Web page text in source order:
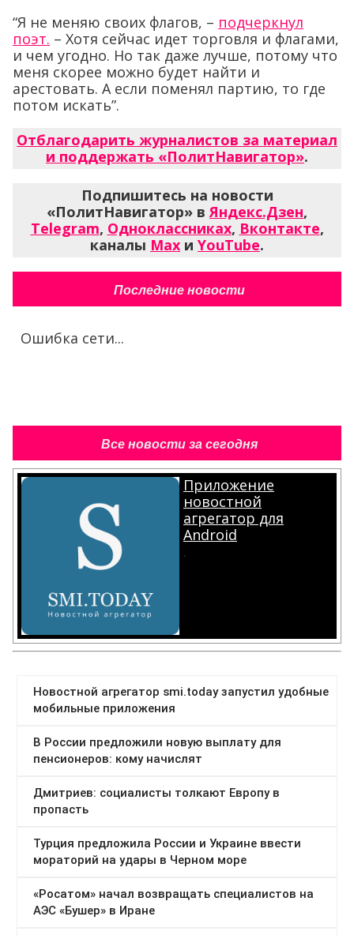
“Я не меняю своих флагов, – подчеркнул
поэт. – Хотя сейчас идет торговля и флагами,
и чем угодно. Но так даже лучше, потому что
меня скорее можно будет найти и
арестовать. А если поменял партию, то где
потом искать”.
Отблагодарить журналистов за материал
и поддержать «ПолитНавигатор».
Подпишитесь на новости
«ПолитНавигатор» вЯндекс.Дзен,
Telegram, Одноклассниках, Вконтакте,
каналы Max и YouTube.
Последние новости
Ошибка сети...
Все новости за сегодня
Приложение
новостной
агрегатор для
Android
.